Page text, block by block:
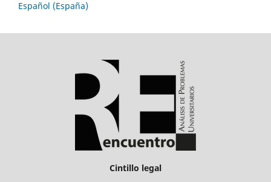
Español (España)
Cintillo legal